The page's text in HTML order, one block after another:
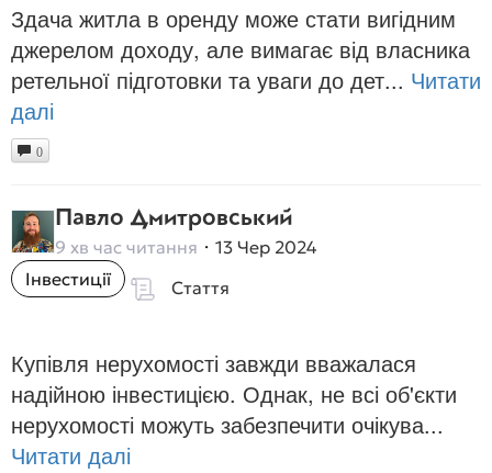
Здача житла в оренду може стати вигідним
джерелом доходу, але вимагає від власника
ретельної підготовки та уваги до дет... Читати
далі
0
Павло Дмитровський
9 хв час читання
13 Чер 2024
Інвестиції
Стаття
Купівля нерухомості завжди вважалася
надійною інвестицією. Однак, не всі об'єкти
нерухомості можуть забезпечити очікува...
Читати далі